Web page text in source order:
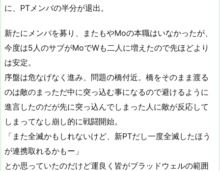
に、PTメンバの半分が退出。
新たにメンバを募り、またもやMoの本職はいなかったが、
今度は5人のサブがMoでWも二人に増えたので先ほどより
は安定。
序盤は危なげなく進み、問題の橋付近。橋をそのまま渡る
のは敵のまっただ中に突っ込む事になるので避けるように
進言したのだが先に突っ込んでしまった人に敵が反応して
しまってなし崩し的に戦闘開始。
「また全滅かもしれないけど、新PTだし一度全滅したほう
が連携取れるかもー」
とか思っていたのだけど運良く皆がブラッドウェルの範囲